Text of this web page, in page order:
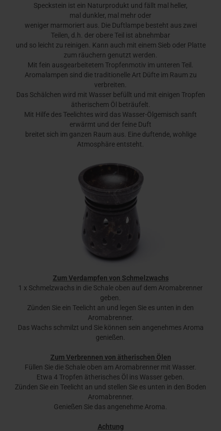
Speckstein ist ein Naturprodukt und fällt mal heller,
mal dunkler, mal mehr oder
weniger marmoriert aus. Die Duftlampe besteht aus zwei
Teilen, d.h. der obere Teil ist abnehmbar
und so leicht zu reinigen. Kann auch mit einem Sieb oder Platte
zum räuchern genutzt werden.
Mit fein ausgearbeitetem Tropfenmotiv im unteren Teil.
Aromalampen sind die traditionelle Art Düfte im Raum zu
verbreiten.
Das Schälchen wird mit Wasser befüllt und mit einigen Tropfen
ätherischem Öl beträufelt.
Mit Hilfe des Teelichtes wird das Wasser-Ölgemisch sanft
erwärmt und der feine Duft
breitet sich im ganzen Raum aus. Eine duftende, wohlige
Atmosphäre entsteht.
Zum Verdampfen von Schmelzwachs
1 x Schmelzwachs in die Schale oben auf dem Aromabrenner
geben.
Zünden Sie ein Teelicht an und legen Sie es unten in den
Aromabrenner.
Das Wachs schmilzt und Sie können sein angenehmes Aroma
genießen.
Zum Verbrennen von ätherischen Ölen
Füllen Sie die Schale oben am Aromabrenner mit Wasser.
Etwa 4 Tropfen ätherisches Öl ins Wasser geben.
Zünden Sie ein Teelicht an und stellen Sie es unten in den Boden
Aromabrenner.
Genießen Sie das angenehme Aroma.
Achtung